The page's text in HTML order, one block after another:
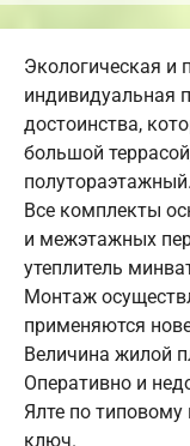
Экологическая и
индивидуальная
достоинства,
большой
полутораэтажный.
Все комплекты
и межэтажных
утеплитель
Монтаж
применяются
Величина жилой
Оперативно и
Ялте по
ключ.